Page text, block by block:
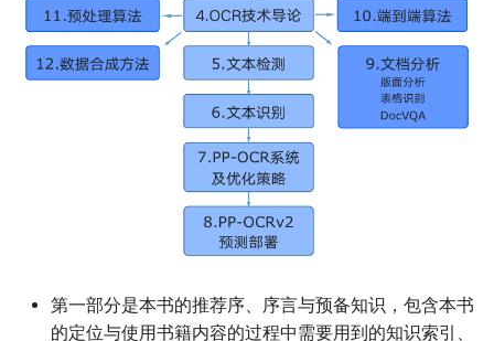
VisionLAN
SPIN
RobustScanner
RFL
ParseQ
CPPD
第一部分是本书的推荐序、序言与预备知识，包含本书
的定位与使用书籍内容的过程中需要用到的知识索引、